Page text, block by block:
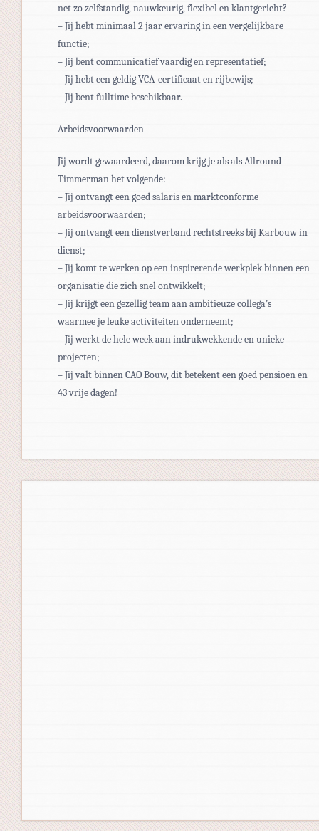
net zo zelfstandig, nauwkeurig, flexibel en klantgericht?
– Jij hebt minimaal 2 jaar ervaring in een vergelijkbare
functie;
– Jij bent communicatief vaardig en representatief;
– Jij hebt een geldig VCA-certificaat en rijbewijs;
– Jij bent fulltime beschikbaar.
Arbeidsvoorwaarden
Jij wordt gewaardeerd, daarom krijg je als als Allround
Timmerman het volgende:
– Jij ontvangt een goed salaris en marktconforme
arbeidsvoorwaarden;
– Jij ontvangt een dienstverband rechtstreeks bij Karbouw in
dienst;
– Jij komt te werken op een inspirerende werkplek binnen een
organisatie die zich snel ontwikkelt;
– Jij krijgt een gezellig team aan ambitieuze collega’s
waarmee je leuke activiteiten onderneemt;
– Jij werkt de hele week aan indrukwekkende en unieke
projecten;
– Jij valt binnen CAO Bouw, dit betekent een goed pensioen en
43 vrije dagen!